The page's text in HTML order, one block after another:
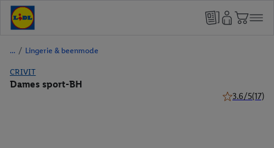
/ Lingerie & beenmode
CRIVIT
Dames sport-BH
3.6/5(17)